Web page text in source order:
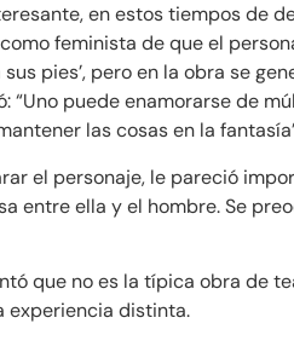
en estos tiempos de
feminista de que el
pies’, pero en la obra se
“Uno puede enamorarse de
las cosas en la
el personaje, le pareció
entre ella y el hombre. Se
que no es la típica obra de
experiencia distinta.